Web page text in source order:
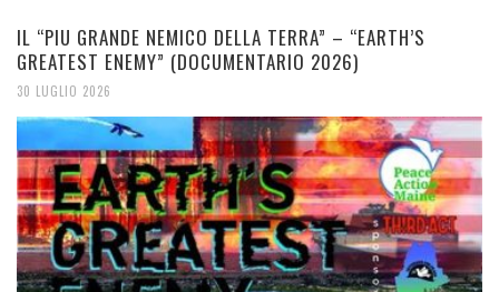
IL “PIU GRANDE NEMICO DELLA TERRA” – “EARTH’S
GREATEST ENEMY” (DOCUMENTARIO 2026)
30 LUGLIO 2026